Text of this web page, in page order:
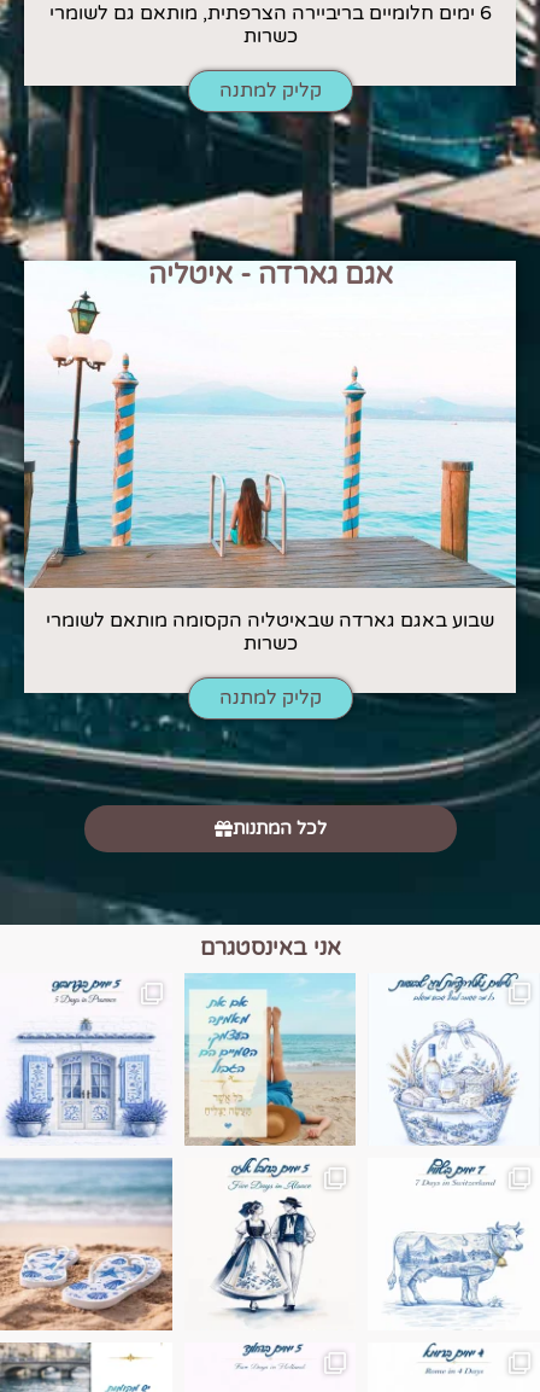
6 ימים חלומיים בריביירה הצרפתית, מותאם גם לשומרי
כשרות
קליק למתנה
אגם גארדה - איטליה
שבוע באגם גארדה שבאיטליה הקסומה מותאם לשומרי
כשרות
קליק למתנה
לכל המתנות
אני באינסטגרם
הם הגבול 💙🩵
בחבל אלזס צרפת
בחופשה שבו הכל נהיה פשוט יותר. החול, הי
Instagram post
Instagram post 17994326828955248